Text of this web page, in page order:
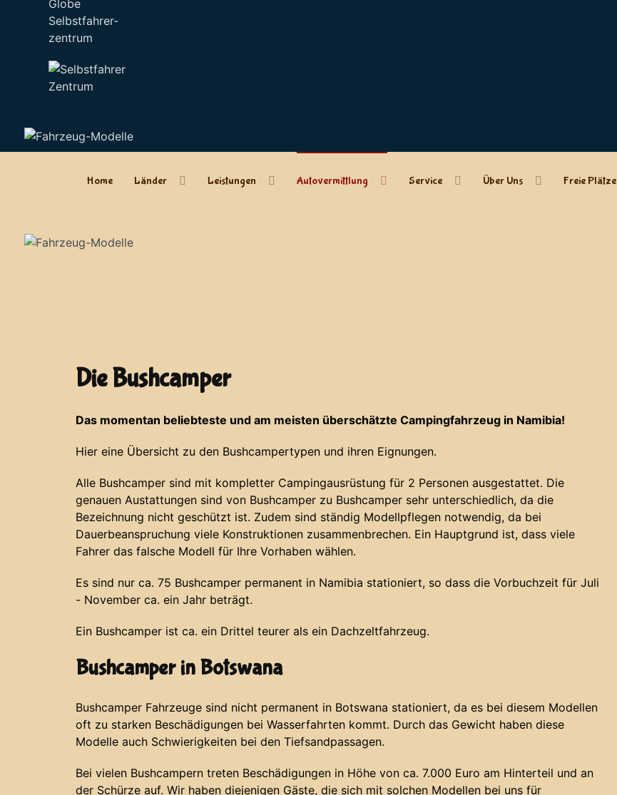
Selbstfahrer-
zentrum
Home Länder Leistungen Autovermittlung Service Über Uns Freie Plätze
Die Bushcamper
Das momentan beliebteste und am meisten überschätzte Campingfahrzeug in Namibia!
Hier eine Übersicht zu den Bushcampertypen und ihren Eignungen.
Alle Bushcamper sind mit kompletter Campingausrüstung für 2 Personen ausgestattet. Die
genauen Austattungen sind von Bushcamper zu Bushcamper sehr unterschiedlich, da die
Bezeichnung nicht geschützt ist. Zudem sind ständig Modellpflegen notwendig, da bei
Dauerbeanspruchung viele Konstruktionen zusammenbrechen. Ein Hauptgrund ist, dass viele
Fahrer das falsche Modell für Ihre Vorhaben wählen.
Es sind nur ca. 75 Bushcamper permanent in Namibia stationiert, so dass die Vorbuchzeit für Juli
- November ca. ein Jahr beträgt.
Ein Bushcamper ist ca. ein Drittel teurer als ein Dachzeltfahrzeug.
Bushcamper in Botswana
Bushcamper Fahrzeuge sind nicht permanent in Botswana stationiert, da es bei diesem Modellen
oft zu starken Beschädigungen bei Wasserfahrten kommt. Durch das Gewicht haben diese
Modelle auch Schwierigkeiten bei den Tiefsandpassagen.
Bei vielen Bushcampern treten Beschädigungen in Höhe von ca. 7.000 Euro am Hinterteil und an
der Schürze auf. Wir haben diejenigen Gäste, die sich mit solchen Modellen bei uns für